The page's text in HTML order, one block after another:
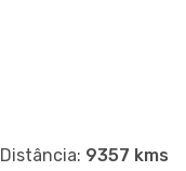
Distância: 9357 kms